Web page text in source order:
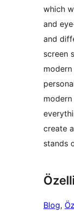
which
and
and
screen
create
stands
Blog,